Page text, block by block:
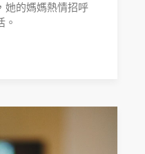
她的媽媽熱情招呼
。